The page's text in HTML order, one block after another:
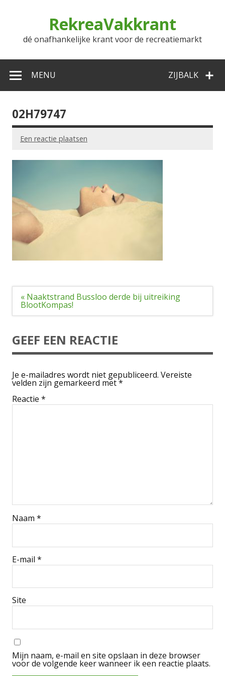
RekreaVakkrant
dé onafhankelijke krant voor de recreatiemarkt
ZIJBALK
MENU
02H79747
Een reactie plaatsen
Bericht
navigatie
« Naaktstrand Bussloo derde bij uitreiking
BlootKompas!
GEEF EEN REACTIE
Je e-mailadres wordt niet gepubliceerd. Vereiste
velden zijn gemarkeerd met*
Reactie *
Naam *
E-mail *
Site
Mijn naam, e-mail en site opslaan in deze browser
voor de volgende keer wanneer ik een reactie plaats.